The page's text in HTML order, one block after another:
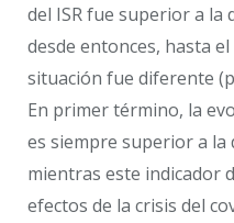
del ISR fue superior a la
desde entonces, hasta
situación fue diferente
En primer término, la
es siempre superior a la
mientras este indicador
efectos de la crisis del